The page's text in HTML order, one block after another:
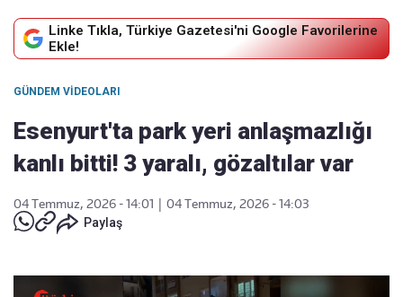
Linke Tıkla, Türkiye Gazetesi'ni Google Favorilerine
Ekle!
GÜNDEM VIDEOLARI
Esenyurt'ta park yeri anlaşmazlığı
kanlı bitti! 3 yaralı, gözaltılar var
04 Temmuz, 2026 - 14:01
04 Temmuz, 2026 - 14:03
Paylaş